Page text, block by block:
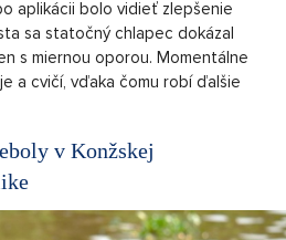
aplikácii bolo vidieť zlepšenie
sa statočný chlapec dokázal
s miernou oporou. Momentálne
a cvičí, vďaka čomu robí ďalšie
v Konžskej